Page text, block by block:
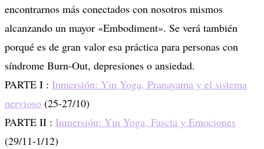
encontrarnos más conectados con nosotros mismos
alcanzando un mayor «Embodiment». Se verá también
porqué es de gran valor esa práctica para personas con
síndrome Burn-Out, depresiones o ansiedad.
PARTE I : Inmersión: Yin Yoga, Pranayama y el sistema
nervioso (25-27/10)
PARTE II : Inmersión: Yin Yoga, Fascia y Emociones
(29/11-1/12)